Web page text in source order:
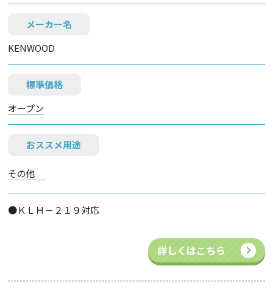
メーカー名
KENWOOD
標準価格
オープン
おススメ用途
その他
●ＫＬＨ－２１９対応
詳しくはこちら